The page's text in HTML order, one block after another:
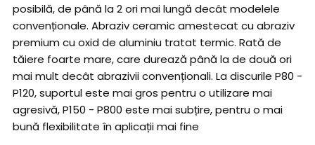
posibilă, de până la 2 ori mai lungă decât modelele
convenționale. Abraziv ceramic amestecat cu abraziv
premium cu oxid de aluminiu tratat termic. Rată de
tăiere foarte mare, care durează până la de două ori
mai mult decât abrazivii convenționali. La discurile P80 -
P120, suportul este mai gros pentru o utilizare mai
agresivă, P150 - P800 este mai subțire, pentru o mai
bună flexibilitate în aplicații mai fine